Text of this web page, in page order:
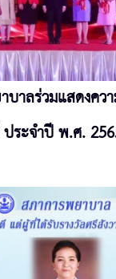
บาลร่วมแสดงคว
ประจำปี พ.ศ.